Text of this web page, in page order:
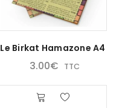
Le Birkat Hamazone A4
3.00€ TTC